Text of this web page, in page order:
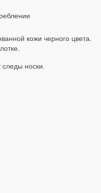
кожи черного цвета.
носки.